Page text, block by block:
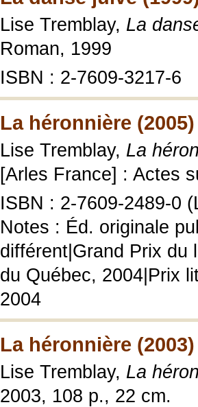
Lise Tremblay, La
Roman, 1999
ISBN : 2-7609-3217-6
La héronnière (2005)
Lise Tremblay, La
[Arles France] : Actes
ISBN : 2-7609-2489-0
Notes : Éd. originale
différent|Grand Prix du
du Québec, 2004|Prix
2004
La héronnière (2003)
Lise Tremblay, La
2003, 108 p., 22 cm.